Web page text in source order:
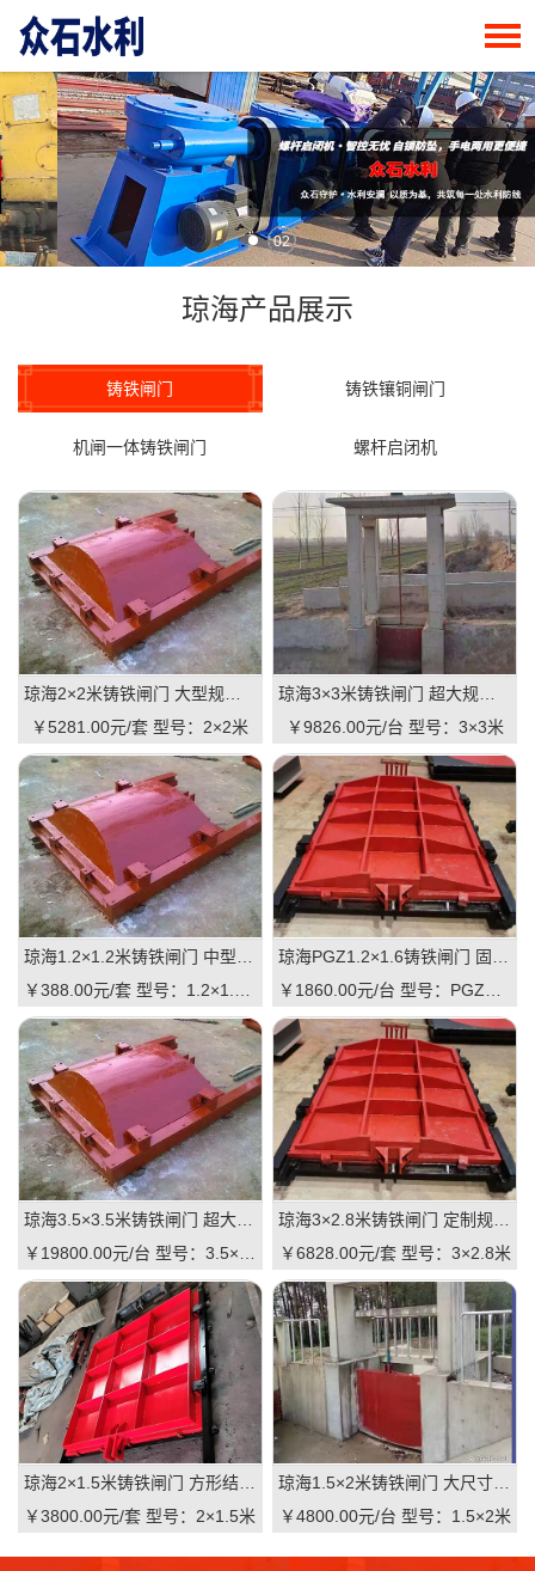
02
琼海产品展示
铸铁闸门 铸铁镶铜闸门
机闸一体铸铁闸门 螺杆启闭机
￥5281.00元/套 型号：2×2米
￥9826.00元/台 型号：3×3米
￥388.00元/套 型号：1.2×1.2米
￥1860.00元/台 型号：PGZ1.2×1.6m
￥19800.00元/台 型号：3.5×3.5米
￥6828.00元/套 型号：3×2.8米
￥3800.00元/套 型号：2×1.5米
￥4800.00元/台 型号：1.5×2米